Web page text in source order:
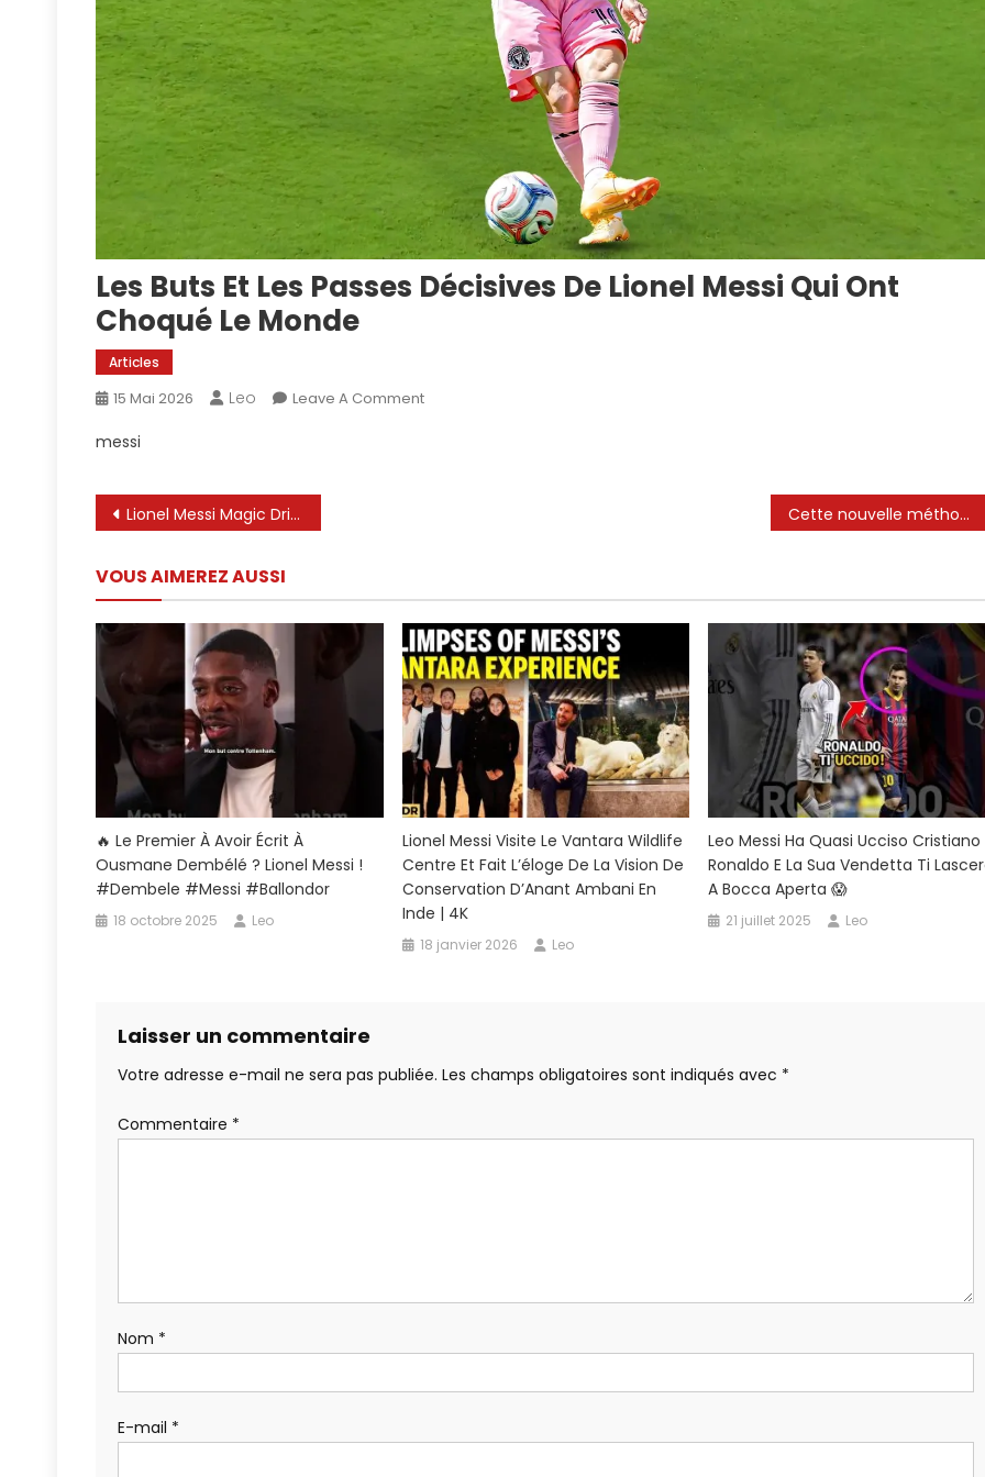
Les Buts Et Les Passes Décisives De Lionel Messi Qui Ont
Choqué Le Monde
Articles
15 Mai 2026 Leo Leave A CommentOn
Lionel
Messi
Qui
Ont
Choqué
Le
Monde
messi
Navigation
l’article
Lionel Messi Magic Dribble contre Défenseur et Gardien 🤯 | Compétences impossibles Cette nouvelle méthode de penalty complètement folle de Lionel Messi. #footballshorts #football
VOUS AIMEREZ AUSSI
🔥 Le Premier À Avoir Écrit À
Ousmane Dembélé ? Lionel Messi !
#dembele #messi #ballondor
18 octobre 2025 Leo
Lionel Messi Visite Le Vantara Wildlife
Centre Et Fait L’éloge De La Vision De
Conservation D’Anant Ambani En
Inde | 4K
18 janvier 2026 Leo
Leo Messi Ha Quasi Ucciso Cristiano
Ronaldo E La Sua Vendetta Ti
A Bocca Aperta 😱
21 juillet 2025 Leo
Laisser un commentaire
Votre adresse e-mail ne sera pas publiée. Les champs obligatoires sont indiqués avec *
Commentaire *
Nom *
E-mail *